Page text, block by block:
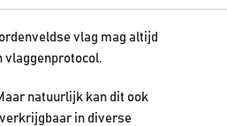
e vlag mag altijd
vlaggenprotocol.
natuurlijk kan dit ook
in diverse